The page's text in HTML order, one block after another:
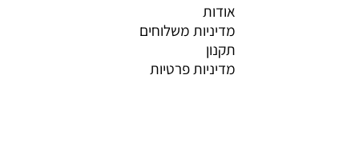
אודות
מדיניות משלוחים
תקנון
מדיניות פרטיות